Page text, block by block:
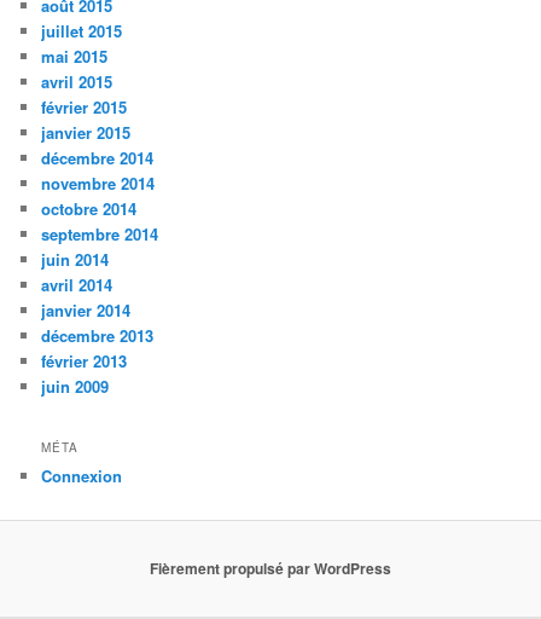
août 2015
juillet 2015
mai 2015
avril 2015
février 2015
janvier 2015
décembre 2014
novembre 2014
octobre 2014
septembre 2014
juin 2014
avril 2014
janvier 2014
décembre 2013
février 2013
juin 2009
MÉTA
Connexion
Fièrement propulsé par WordPress